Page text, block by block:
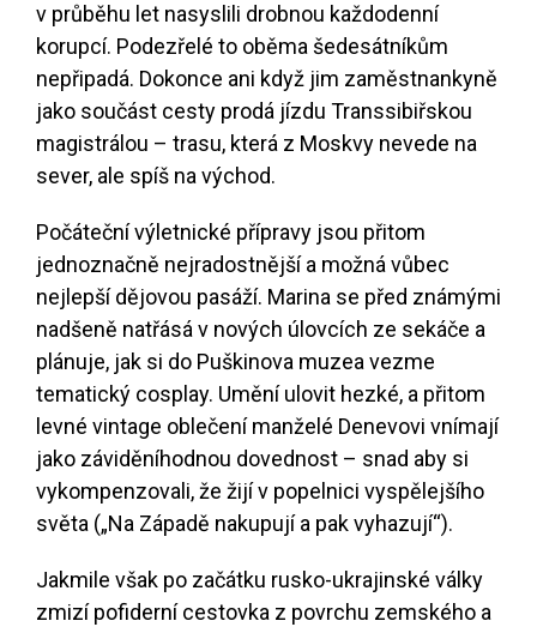
v průběhu let nasyslili drobnou každodenní
korupcí. Podezřelé to oběma šedesátníkům
nepřipadá. Dokonce ani když jim zaměstnankyně
jako součást cesty prodá jízdu Transsibiřskou
magistrálou – trasu, která z Moskvy nevede na
sever, ale spíš na východ.
Počáteční výletnické přípravy jsou přitom
jednoznačně nejradostnější a možná vůbec
nejlepší dějovou pasáží. Marina se před známými
nadšeně natřásá v nových úlovcích ze sekáče a
plánuje, jak si do Puškinova muzea vezme
tematický cosplay. Umění ulovit hezké, a přitom
levné vintage oblečení manželé Denevovi vnímají
jako záviděníhodnou dovednost – snad aby si
vykompenzovali, že žijí v popelnici vyspělejšího
světa („Na Západě nakupují a pak vyhazují“).
Jakmile však po začátku rusko-ukrajinské války
zmizí pofiderní cestovka z povrchu zemského a